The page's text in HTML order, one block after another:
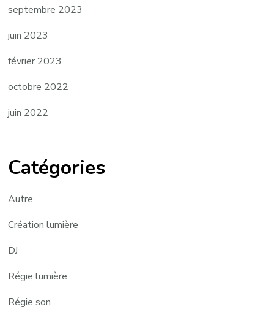
septembre 2023
juin 2023
février 2023
octobre 2022
juin 2022
Catégories
Autre
Création lumière
DJ
Régie lumière
Régie son